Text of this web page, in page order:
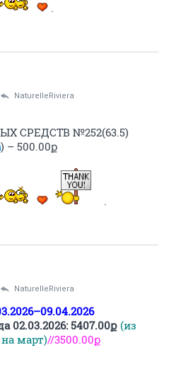
.
NaturelleRiviera
СРЕДСТВ №252(63.5)
) – 500.00ք
.
NaturelleRiviera
02.03.2026: 5407.00ք (из
март)//3500.00ք